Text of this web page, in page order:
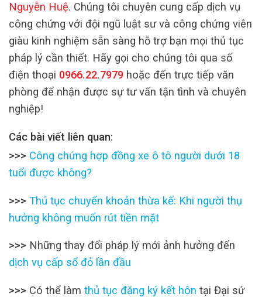
Nguyễn Huệ. Chúng tôi chuyên cung cấp dịch vụ
công chứng với đội ngũ luật sư và công chứng viên
giàu kinh nghiệm sẵn sàng hỗ trợ bạn mọi thủ tục
pháp lý cần thiết. Hãy gọi cho chúng tôi qua số
điện thoại 0966.22.7979 hoặc đến trực tiếp văn
phòng để nhận được sự tư vấn tận tình và chuyên
nghiệp!
Các bài viết liên quan:
>>> Công chứng hợp đồng xe ô tô người dưới 18
tuổi được không?
>>> Thủ tục chuyển khoản thừa kế: Khi người thụ
hưởng không muốn rút tiền mặt
>>> Những thay đổi pháp lý mới ảnh hưởng đến
dịch vụ cấp sổ đỏ lần đầu
>>> Có thể làm thủ tục đăng ký kết hôn tại Đại sứ